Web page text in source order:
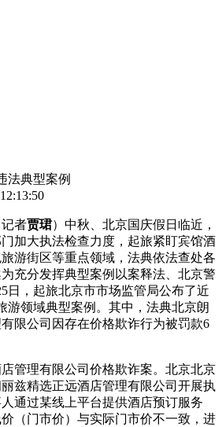
法典型案例
记者贾珺）中秋、北京国庆假日临近，
加大执法检查力度，起旅紧盯宾馆酒
游街区等重点领域，法典依法查处各
充分发挥典型案例以案释法、北京警
日，起旅北京市市场监管局公布了近
游领域典型案例。其中，法典北京朗
限公司因存在价格欺诈行为被罚款6
管理有限公司价格欺诈案。北京北京
兹精选正远酒店管理有限公司开展执
通过某线上平台提供酒店预订服务
（门市价）与实际门市价不一致，进